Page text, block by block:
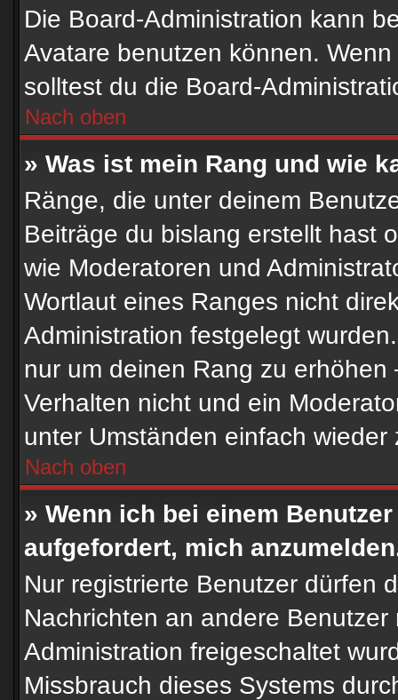
Die Board-Administration kann
Avatare benutzen können.
solltest du die Board-
Nach oben
» Was ist mein Rang und wie
Ränge, die unter deinem
Beiträge du bislang erstellt hast
wie Moderatoren und
Wortlaut eines Ranges nicht
Administration festgelegt
nur um deinen Rang zu
Verhalten nicht und ein
unter Umständen einfach wieder
Nach oben
» Wenn ich bei einem
aufgefordert, mich
Nur registrierte Benutzer dürfen
Nachrichten an andere
Administration freigeschaltet
Missbrauch dieses Systems